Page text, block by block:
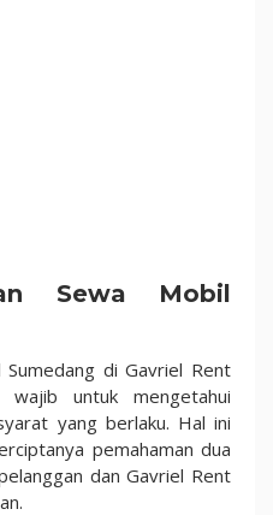
Sewa Mobil
di Gavriel Rent
untuk mengetahui
yang berlaku. Hal ini
pemahaman dua
dan Gavriel Rent